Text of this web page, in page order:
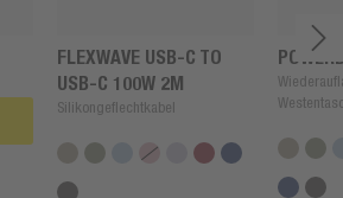
FLEXWAVE USB-C TO
USB-C 100W 2M
Silikongeflechtkabel